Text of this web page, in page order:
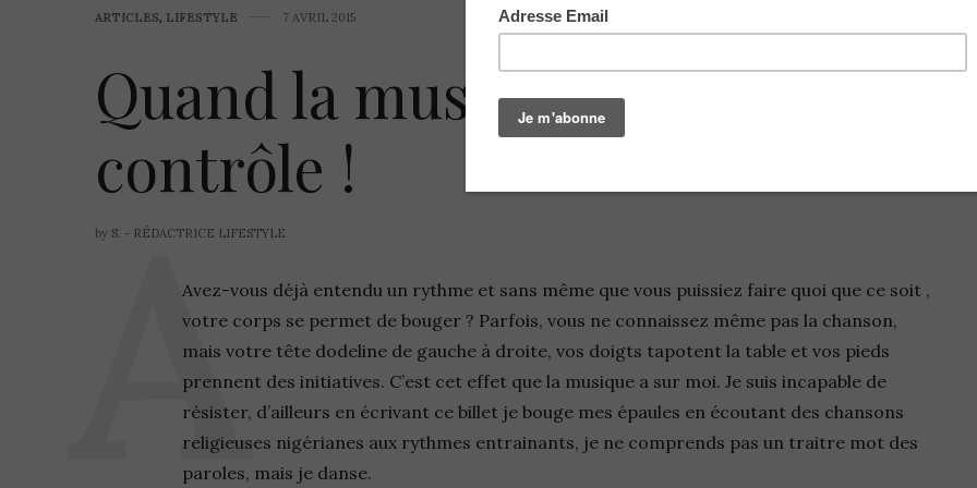
ARTICLES, LIFESTYLE 7 AVRIL 2015
Quand la musique prend le
contrôle !
by S. - RÉDACTRICE LIFESTYLE
Avez-vous déjà entendu un rythme et sans même que vous puissiez faire quoi que ce soit ,
votre corps se permet de bouger ? Parfois, vous ne connaissez même pas la chanson,
mais votre tête dodeline de gauche à droite, vos doigts tapotent la table et vos pieds
prennent des initiatives. C’est cet effet que la musique a sur moi. Je suis incapable de
résister, d’ailleurs en écrivant ce billet je bouge mes épaules en écoutant des chansons
religieuses nigérianes aux rythmes entrainants, je ne comprends pas un traitre mot des
paroles, mais je danse.